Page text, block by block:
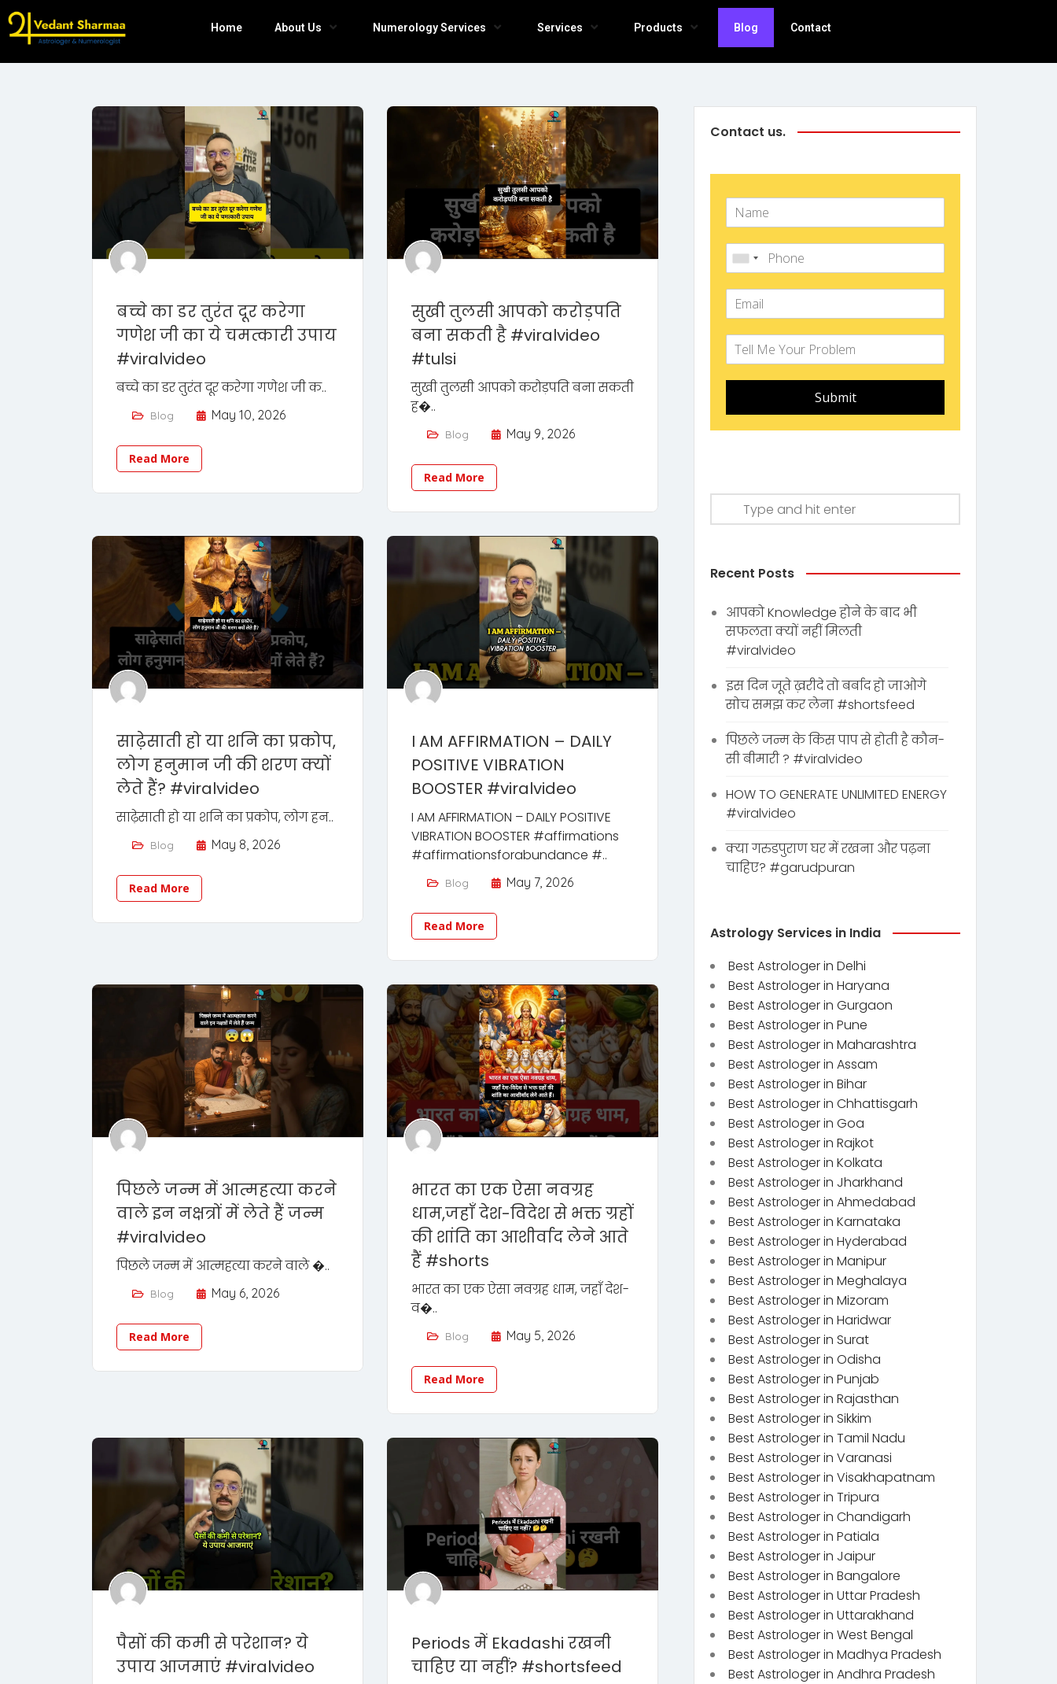
Home About Us Numerology Services Services Products Blog Contact
बच्चे का डर तुरंत दूर करेगा
गणेश जी का ये चमत्कारी उपाय
#viralvideo
बच्चे का डर तुरंत दूर करेगा गणेश जी क..
Blog May 10, 2026
Read More
सुखी तुलसी आपको करोड़पति
बना सकती है #viralvideo
#tulsi
सुखी तुलसी आपको करोड़पति बना सकती
ह�..
Blog May 9, 2026
Read More
साढ़ेसाती हो या शनि का प्रकोप,
लोग हनुमान जी की शरण क्यों
लेते हैं? #viralvideo
साढ़ेसाती हो या शनि का प्रकोप, लोग हन..
Blog May 8, 2026
Read More
I AM AFFIRMATION – DAILY
POSITIVE VIBRATION
BOOSTER #viralvideo
I AM AFFIRMATION – DAILY POSITIVE
VIBRATION BOOSTER #affirmations
#affirmationsforabundance #..
Blog May 7, 2026
Read More
पिछले जन्म में आत्महत्या करने
वाले इन नक्षत्रों में लेते हैं जन्म
#viralvideo
पिछले जन्म में आत्महत्या करने वाले �..
Blog May 6, 2026
Read More
भारत का एक ऐसा नवग्रह
धाम,जहाँ देश-विदेश से भक्त ग्रहों
की शांति का आशीर्वाद लेने आते
हैं #shorts
भारत का एक ऐसा नवग्रह धाम, जहाँ देश-
व�..
Blog May 5, 2026
Read More
पैसों की कमी से परेशान? ये
उपाय आजमाएं #viralvideo
Periods में Ekadashi रखनी
चाहिए या नहीं? #shortsfeed
Contact us.
Submit
Recent Posts
आपको Knowledge होने के बाद भी
सफलता क्यों नहीं मिलती
#viralvideo
इस दिन जूते ख़रीदे तो बर्बाद हो जाओगे
सोच समझ कर लेना #shortsfeed
पिछले जन्म के किस पाप से होती है कौन-
सी बीमारी ? #viralvideo
HOW TO GENERATE UNLIMITED ENERGY
#viralvideo
क्या गरुडपुराण घर में रखना और पढ़ना
चाहिए? #garudpuran
Astrology Services in India
Best Astrologer in Delhi
Best Astrologer in Haryana
Best Astrologer in Gurgaon
Best Astrologer in Pune
Best Astrologer in Maharashtra
Best Astrologer in Assam
Best Astrologer in Bihar
Best Astrologer in Chhattisgarh
Best Astrologer in Goa
Best Astrologer in Rajkot
Best Astrologer in Kolkata
Best Astrologer in Jharkhand
Best Astrologer in Ahmedabad
Best Astrologer in Karnataka
Best Astrologer in Hyderabad
Best Astrologer in Manipur
Best Astrologer in Meghalaya
Best Astrologer in Mizoram
Best Astrologer in Haridwar
Best Astrologer in Surat
Best Astrologer in Odisha
Best Astrologer in Punjab
Best Astrologer in Rajasthan
Best Astrologer in Sikkim
Best Astrologer in Tamil Nadu
Best Astrologer in Varanasi
Best Astrologer in Visakhapatnam
Best Astrologer in Tripura
Best Astrologer in Chandigarh
Best Astrologer in Patiala
Best Astrologer in Jaipur
Best Astrologer in Bangalore
Best Astrologer in Uttar Pradesh
Best Astrologer in Uttarakhand
Best Astrologer in West Bengal
Best Astrologer in Madhya Pradesh
Best Astrologer in Andhra Pradesh